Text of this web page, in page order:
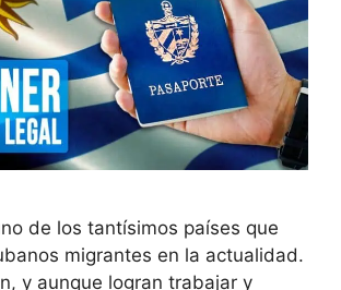
de los tantísimos países que
migrantes en la actualidad.
y aunque logran trabajar y